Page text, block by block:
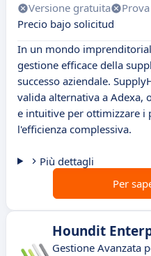
Versione gratuita
Precio bajo solicitud
In un mondo
gestione efficace della
successo aziendale.
valida alternativa a Adexa,
e intuitive per ottimizzare i
l'efficienza complessiva.
Più dettagli
Per
Houndit
Gestione Avanzata